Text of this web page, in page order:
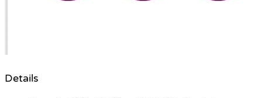
Details